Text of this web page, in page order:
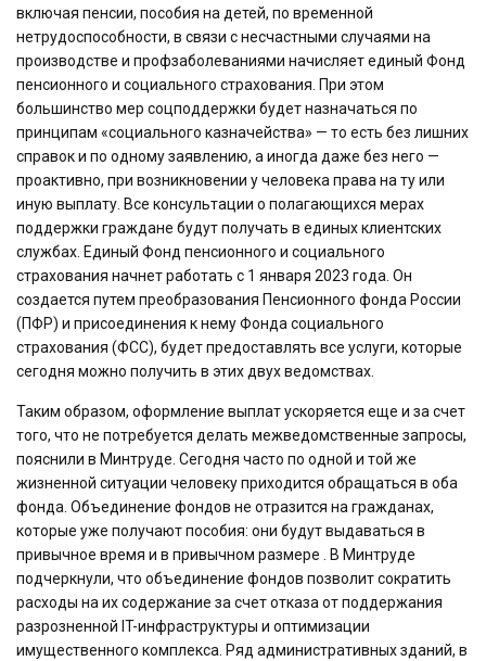
включая пенсии, пособия на детей, по временной
нетрудоспособности, в связи с несчастными случаями на
производстве и профзаболеваниями начисляет единый Фонд
пенсионного и социального страхования. При этом
большинство мер соцподдержки будет назначаться по
принципам «социального казначейства» — то есть без лишних
справок и по одному заявлению, а иногда даже без него —
проактивно, при возникновении у человека права на ту или
иную выплату. Все консультации о полагающихся мерах
поддержки граждане будут получать в единых клиентских
службах. Единый Фонд пенсионного и социального
страхования начнет работать с 1 января 2023 года. Он
создается путем преобразования Пенсионного фонда России
(ПФР) и присоединения к нему Фонда социального
страхования (ФСС), будет предоставлять все услуги, которые
сегодня можно получить в этих двух ведомствах.
Таким образом, оформление выплат ускоряется еще и за счет
того, что не потребуется делать межведомственные запросы,
пояснили в Минтруде. Сегодня часто по одной и той же
жизненной ситуации человеку приходится обращаться в оба
фонда. Объединение фондов не отразится на гражданах,
которые уже получают пособия: они будут выдаваться в
привычное время и в привычном размере . В Минтруде
подчеркнули, что объединение фондов позволит сократить
расходы на их содержание за счет отказа от поддержания
разрозненной IT-инфраструктуры и оптимизации
имущественного комплекса. Ряд административных зданий, в